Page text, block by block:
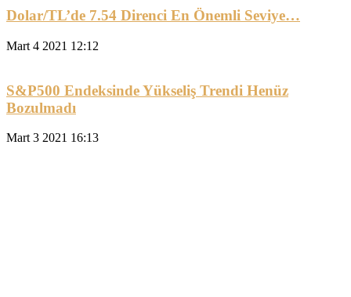
Dolar/TL’de 7.54 Direnci En Önemli Seviye…
Mart 4 2021 12:12
S&P500 Endeksinde Yükseliş Trendi Henüz
Bozulmadı
Mart 3 2021 16:13